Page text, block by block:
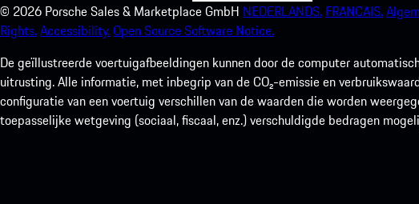
© 2026 Porsche Sales & Marketplace GmbH NEDERLANDS. FRANCAIS.
Rights.Accessibility.Open Source Software Notice.
De geïllustreerde voertuigafbeeldingen kunnen door de computer
uitrusting. Alle informatie, met inbegrip van de CO₂-emissie en
configuratie van een voertuig verschillen van de waarden die worden
toepasselijke wetgeving (sociaal, fiscaal, enz.) verschuldigde bedragen